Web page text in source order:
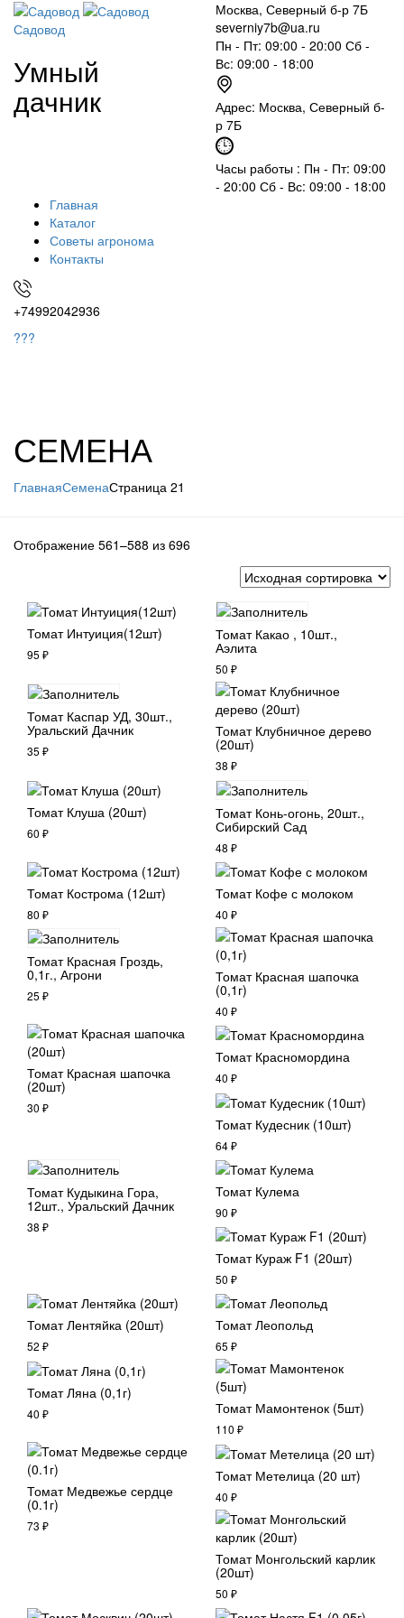
Садовод
Умный
дачник
Москва, Северный б-р 7Б
severniy7b@ua.ru
Пн - Пт: 09:00 - 20:00 Сб -
Вс: 09:00 - 18:00
Адрес: Москва, Северный б-
р 7Б
Часы работы : Пн - Пт: 09:00
- 20:00 Сб - Вс: 09:00 - 18:00
Главная
Каталог
Советы агронома
Контакты
+74992042936
???
СЕМЕНА
ГлавнаяСеменаСтраница 21
Отображение 561–588 из 696
Томат Интуиция(12шт)
95 ₽
Томат Какао , 10шт.,
Аэлита
50 ₽
Томат Каспар УД, 30шт.,
Уральский Дачник
35 ₽
Томат Клубничное дерево
(20шт)
38 ₽
Томат Клуша (20шт)
60 ₽
Томат Конь-огонь, 20шт.,
Сибирский Сад
48 ₽
Томат Кострома (12шт)
80 ₽
Томат Кофе с молоком
40 ₽
Томат Красная Гроздь,
0,1г., Агрони
25 ₽
Томат Красная шапочка
(0,1г)
40 ₽
Томат Красная шапочка
(20шт)
30 ₽
Томат Красномордина
40 ₽
Томат Кудесник (10шт)
64₽
Томат Кудыкина Гора,
12шт., Уральский Дачник
38 ₽
Томат Кулема
90 ₽
Томат Кураж F1 (20шт)
50 ₽
Томат Лентяйка (20шт)
52 ₽
Томат Леопольд
65 ₽
Томат Ляна (0,1г)
40 ₽ Томат Мамонтенок (5шт)
110 ₽
Томат Медвежье сердце
(0.1г)
73 ₽
Томат Метелица (20 шт)
40 ₽
Томат Монгольский карлик
(20шт)
50 ₽